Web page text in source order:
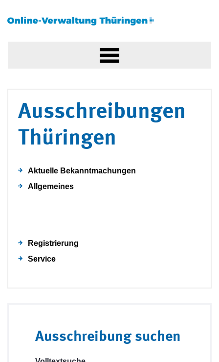
Ausschreibungen
Thüringen
Aktuelle Bekanntmachungen
Allgemeines
Registrierung
Service
Ausschreibung suchen